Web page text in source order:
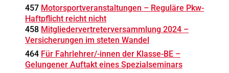
457 Motorsportveranstaltungen – Reguläre Pkw-
Haftpflicht reicht nicht
458 Mitgliedervertreterversammlung 2024 –
Versicherungen im steten Wandel
464 Für Fahrlehrer/-innen der Klasse-BE –
Gelungener Auftakt eines Spezialseminars